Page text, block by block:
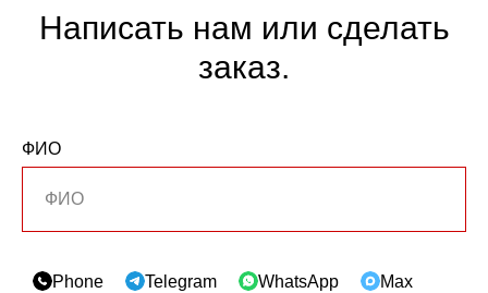
Написать нам или сделать
заказ.
ФИО
Phone Telegram WhatsApp Max